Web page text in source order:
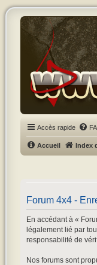
Accès rapide
Accueil Index
Forum 4x4 -
En accédant à «
légalement lié par
responsabilité de
Nos forums sont